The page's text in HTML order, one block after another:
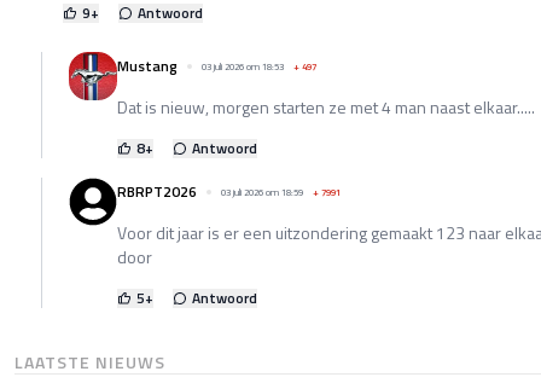
9+ Antwoord
Mustang 03 juli 2026 om 18:53 +497
Dat is nieuw, morgen starten ze met 4 man naast elkaar.....
8+
Antwoord
RBRPT2026
03 juli 2026 om 18:59 +7991
Voor dit jaar is er een uitzondering gemaakt 123 naar
door
5+ Antwoord
LAATSTE NIEUWS